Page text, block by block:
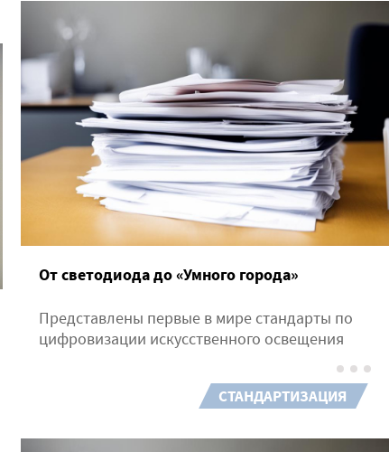
От светодиода до «Умного города»
Представлены первые в мире стандарты по
цифровизации искусственного освещения
СТАНДАРТИЗАЦИЯ